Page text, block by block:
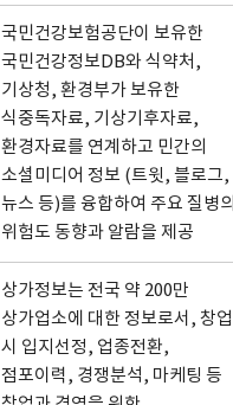
국민건강보험공단이 보유한
국민건강정보DB와 식약처,
기상청, 환경부가 보유한
식중독자료, 기상기후자료,
환경자료를 연계하고 민간의
소셜미디어 정보 (트윗, 블로그,
뉴스 등)를 융합하여 주요 질병의
위험도 동향과 알람을 제공
상가정보는 전국 약 200만
상가업소에 대한 정보로서, 창업
시 입지선정, 업종전환,
점포이력, 경쟁분석, 마케팅 등